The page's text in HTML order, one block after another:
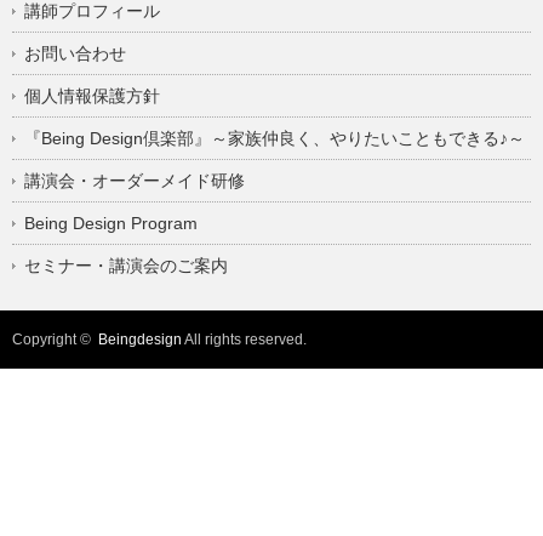
講師プロフィール
お問い合わせ
個人情報保護方針
『Being Design倶楽部』～家族仲良く、やりたいこともできる♪～
講演会・オーダーメイド研修
Being Design Program
セミナー・講演会のご案内
Copyright © Beingdesign All rights reserved.